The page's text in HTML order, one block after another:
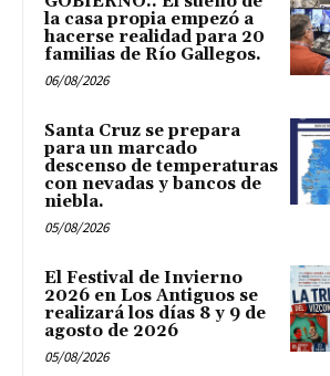
la casa propia empezó a
hacerse realidad para 20
familias de Río Gallegos.
06/08/2026
Santa Cruz se prepara
para un marcado
descenso de temperaturas
con nevadas y bancos de
niebla.
05/08/2026
El Festival de Invierno
2026 en Los Antiguos se
realizará los días 8 y 9 de
agosto de 2026
05/08/2026